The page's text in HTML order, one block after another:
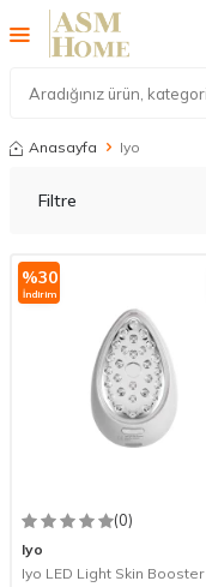
Anasayfa Iyo
Filtre
%30
İndirim
(0)
Iyo
Iyo LED Light Skin Booster